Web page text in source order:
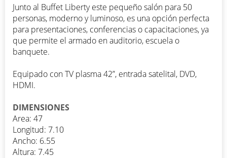
Junto al Buffet Liberty este pequeño salón para 50
personas, moderno y luminoso, es una opción perfecta
para presentaciones, conferencias o capacitaciones, ya
que permite el armado en auditorio, escuela o
banquete.
Equipado con TV plasma 42”, entrada satelital, DVD,
HDMI.
DIMENSIONES
Area: 47
Longitud: 7.10
Ancho: 6.55
Altura: 7.45